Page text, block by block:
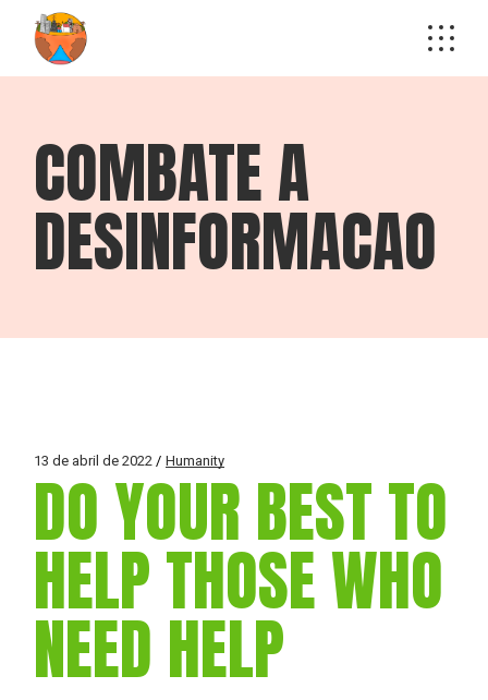
COMBATE A
DESINFORMACAO
13 de abril de 2022 Humanity
DO YOUR BEST TO
HELP THOSE WHO
NEED HELP